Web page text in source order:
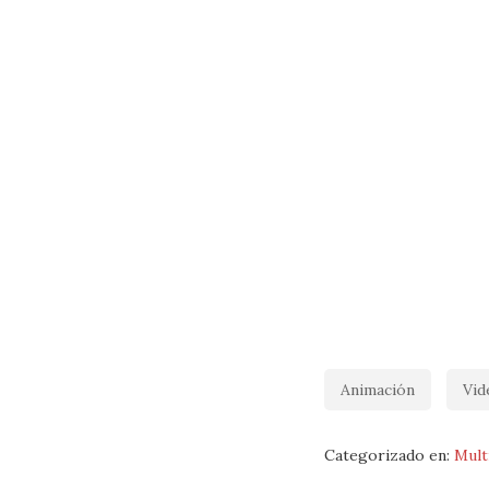
Animación
Categorizado en: